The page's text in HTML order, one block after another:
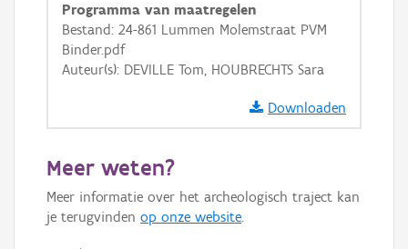
Programma van maatregelen
Bestand: 24-861 Lummen Molemstraat PVM
Binder.pdf
Auteur(s): DEVILLE Tom, HOUBRECHTS Sara
Downloaden
Meer weten?
Meer informatie over het archeologisch traject kan
je terugvinden op onze website.